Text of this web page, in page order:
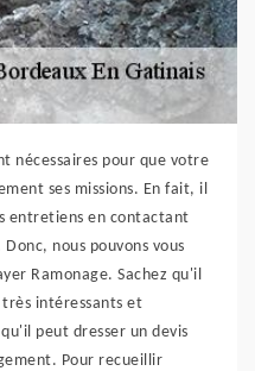
nécessaires pour que votre
ses missions. En fait, il
entretiens en contactant
nous pouvons vous
Ramonage. Sachez qu'il
intéressants et
peut dresser un devis
Pour recueillir